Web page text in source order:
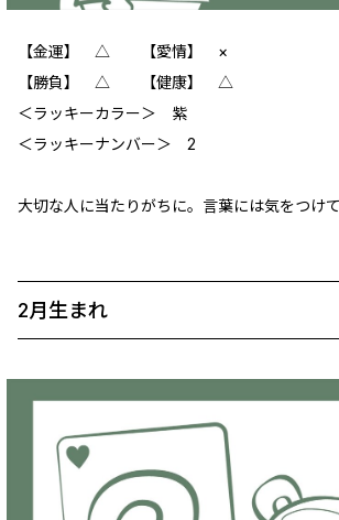
【金運】 △ 【愛情】 ×
【勝負】 △ 【健康】 △
＜ラッキーカラー＞ 紫
＜ラッキーナンバー＞ 2
大切な人に当たりがちに。言葉には気をつけて
2月生まれ